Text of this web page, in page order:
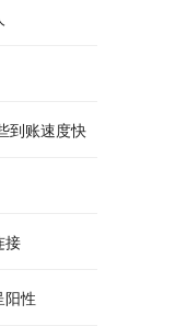
到账速度快
接
阳性